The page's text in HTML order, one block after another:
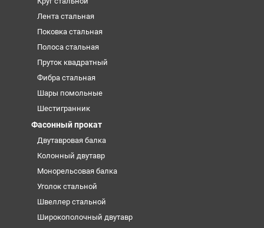
Лента стальная
Поковка стальная
Полоса стальная
Пруток квадратный
Фибра стальная
Шары помольные
Шестигранник
Фасонный прокат
Двутавровая балка
Колонный двутавр
Монорельсовая балка
Уголок стальной
Швеллер стальной
Широкополочный двутавр